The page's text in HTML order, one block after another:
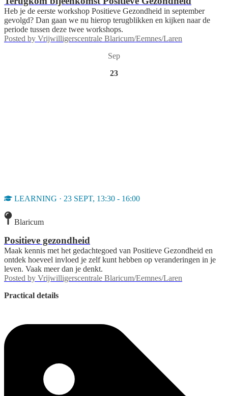
Heb je de eerste workshop Positieve Gezondheid in september
gevolgd? Dan gaan we nu hierop terugblikken en kijken naar de
periode tussen deze twee workshops.
Posted by Vrijwilligerscentrale Blaricum/Eemnes/Laren
Sep
23
LEARNING · 23 SEPT, 13:30 - 16:00
Blaricum
Positieve gezondheid
Maak kennis met het gedachtegoed van Positieve Gezondheid en
ontdek hoeveel invloed je zelf kunt hebben op veranderingen in je
leven. Vaak meer dan je denkt.
Posted by Vrijwilligerscentrale Blaricum/Eemnes/Laren
Practical details